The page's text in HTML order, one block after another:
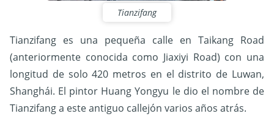
Tianzifang
Tianzifang es una pequeña calle en Taikang Road
(anteriormente conocida como Jiaxiyi Road) con una
longitud de solo 420 metros en el distrito de Luwan,
Shanghái. El pintor Huang Yongyu le dio el nombre de
Tianzifang a este antiguo callejón varios años atrás.